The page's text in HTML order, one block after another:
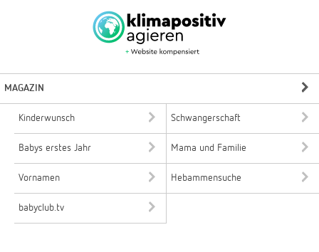
MAGAZIN
Kinderwunsch Schwangerschaft
Babys erstes Jahr Mama und Familie
Vornamen Hebammensuche
babyclub.tv